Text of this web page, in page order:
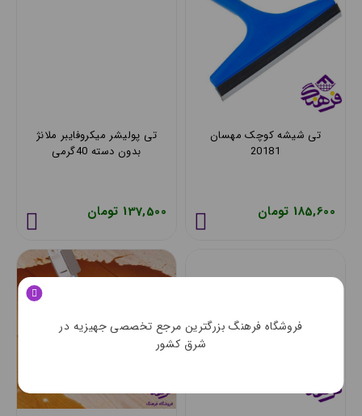
تی شیشه کوچک مهسان
20181
185,600 تومان
تی پولیشر میکروفایبر ملانژ
بدون دسته 40گرمی
137,500 تومان
فروشگاه فرهنگ بزرگترین مرجع تخصصی جهیزیه در
شرق کشور